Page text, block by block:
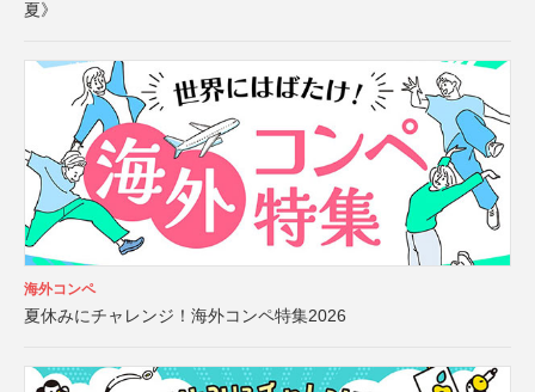
夏》
海外コンペ
夏休みにチャレンジ！海外コンペ特集2026